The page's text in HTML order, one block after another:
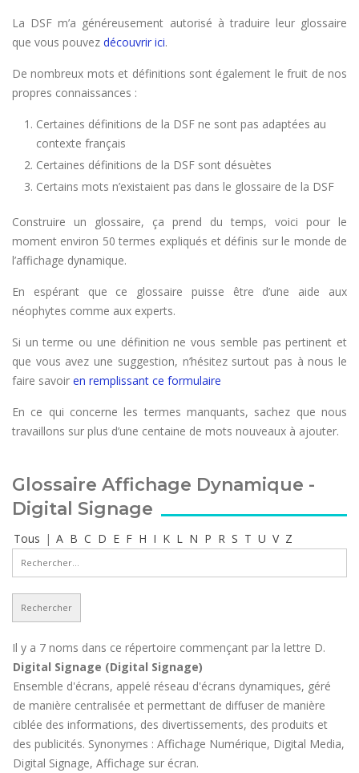
La DSF m’a généreusement autorisé à traduire leur glossaire
que vous pouvez découvrir ici.
De nombreux mots et définitions sont également le fruit de nos
propres connaissances :
Certaines définitions de la DSF ne sont pas adaptées au
contexte français
Certaines définitions de la DSF sont désuètes
Certains mots n’existaient pas dans le glossaire de la DSF
Construire un glossaire, ça prend du temps, voici pour le
moment environ 50 termes expliqués et définis sur le monde de
l’affichage dynamique.
En espérant que ce glossaire puisse être d’une aide aux
néophytes comme aux experts.
Si un terme ou une définition ne vous semble pas pertinent et
que vous avez une suggestion, n’hésitez surtout pas à nous le
faire savoir en remplissant ce formulaire
En ce qui concerne les termes manquants, sachez que nous
travaillons sur plus d’une centaine de mots nouveaux à ajouter.
Glossaire Affichage Dynamique -
Digital Signage
Tous | A B C D E F H I K L N P R S T U V Z
Il y a 7 noms dans ce répertoire commençant par la lettre D.
Digital Signage (Digital Signage)
Ensemble d'écrans, appelé réseau d'écrans dynamiques, géré
de manière centralisée et permettant de diffuser de manière
ciblée des informations, des divertissements, des produits et
des publicités. Synonymes : Affichage Numérique, Digital Media,
Digital Signage, Affichage sur écran.